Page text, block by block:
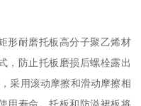
形耐磨托板高分子聚乙烯材
，防止托板磨损后螺栓露出
采用滚动摩擦和滑动摩擦相